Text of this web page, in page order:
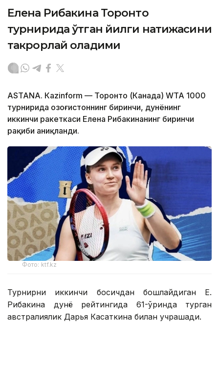
Елена Рибакина Торонто
турнирида ўтган йилги натижасини
такрорлай оладими
ASTANА. Кazinform — Торонто (Канада) WТА 1000
турнирида Қозоғистоннинг биринчи, дунёнинг
иккинчи ракеткаси Елена Рибакинанинг биринчи
рақиби аниқланди.
Фото: ktf.kz
Турнирни иккинчи босқичдан бошлайдиган Е.
Рибакина дунё рейтингида 61-ўринда турган
австралиялик Дарья Касаткина билан учрашади.